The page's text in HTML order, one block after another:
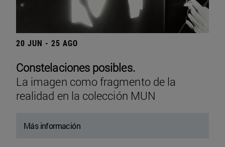
20 JUN - 25 AGO
Constelaciones posibles.
La imagen como fragmento de la
realidad en la colección MUN
Más información